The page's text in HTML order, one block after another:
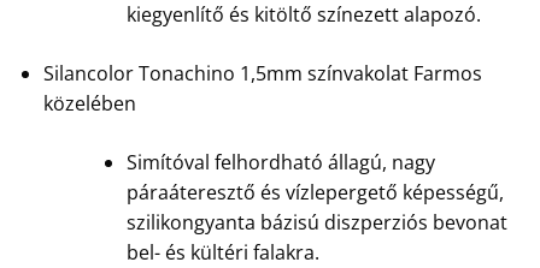
kiegyenlítő és kitöltő színezett alapozó.
Silancolor Tonachino 1,5mm színvakolat Farmos
közelében
Simítóval felhordható állagú, nagy
páraáteresztő és vízlepergető képességű,
szilikongyanta bázisú diszperziós bevonat
bel- és kültéri falakra.